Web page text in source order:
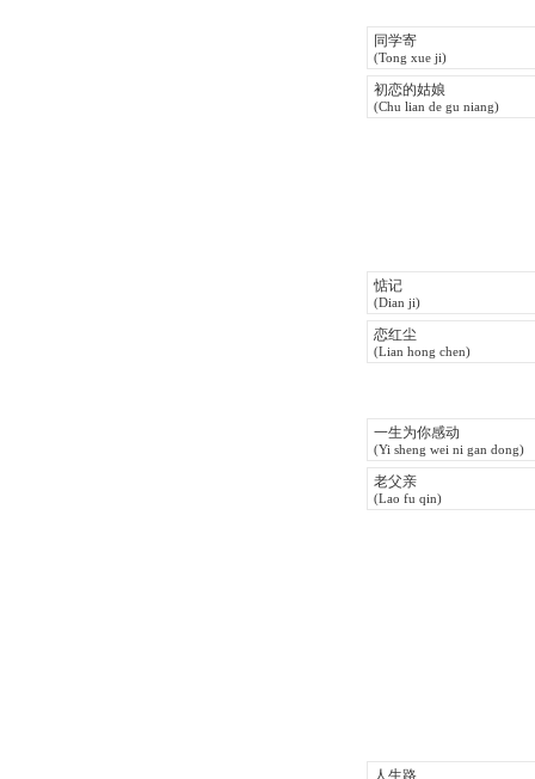
同学寄
(Tong xue ji)
初恋的姑娘
(Chu lian de gu niang)
惦记
(Dian ji)
恋红尘
(Lian hong chen)
一生为你感动
(Yi sheng wei ni gan dong)
老父亲
(Lao fu qin)
人生路